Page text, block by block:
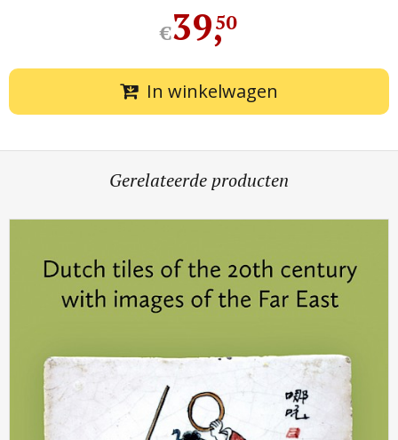
€39,
50
In winkelwagen
Gerelateerde producten